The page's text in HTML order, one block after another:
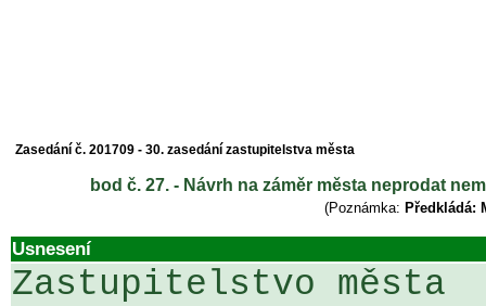
Zasedání č. 201709 - 30. zasedání zastupitelstva města
bod č. 27. - Návrh na záměr města neprodat
(Poznámka: Předkládá:
Usnesení
Zastupitelstvo města